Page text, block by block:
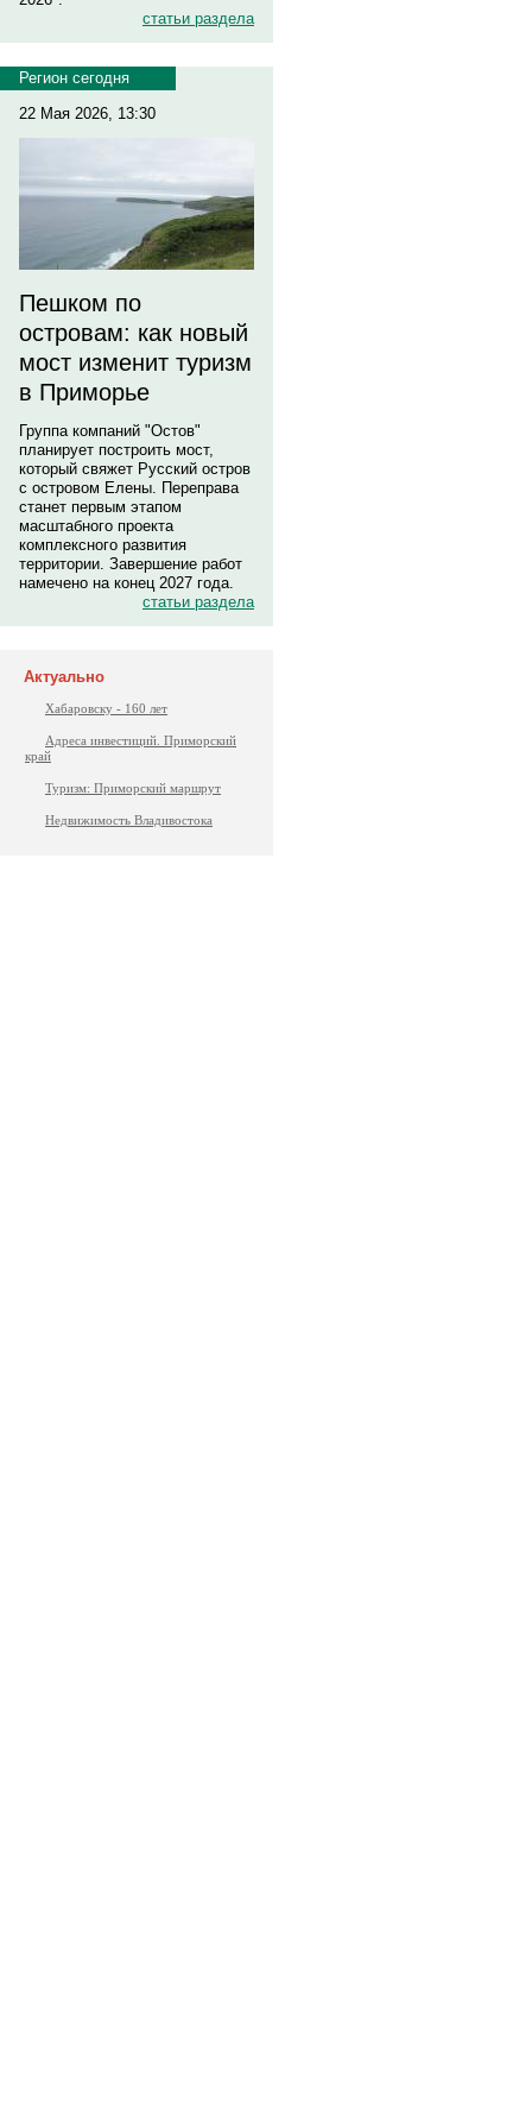
статьи раздела
Регион сегодня
22 Мая 2026, 13:30
Пешком по
островам: как новый
мост изменит туризм
в Приморье
Группа компаний "Остов"
планирует построить мост,
который свяжет Русский остров
с островом Елены. Переправа
станет первым этапом
масштабного проекта
комплексного развития
территории. Завершение работ
намечено на конец 2027 года.
статьи раздела
Актуально
Хабаровску - 160 лет
Адреса инвестиций. Приморский
край
Туризм: Приморский маршрут
Недвижимость Владивостока